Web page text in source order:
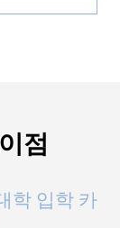
점
학 입학 카